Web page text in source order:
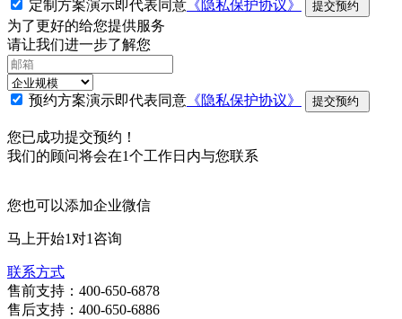
定制方案演示即代表同意 《隐私保护协议》 提交预约
为了更好的给您提供服务
请让我们进一步了解您
预约方案演示即代表同意 《隐私保护协议》 提交预约
您已成功提交预约！
我们的顾问将会在1个工作日内与您联系
您也可以添加企业微信
马上开始1对1咨询
联系方式
售前支持：400-650-6878
售后支持：400-650-6886